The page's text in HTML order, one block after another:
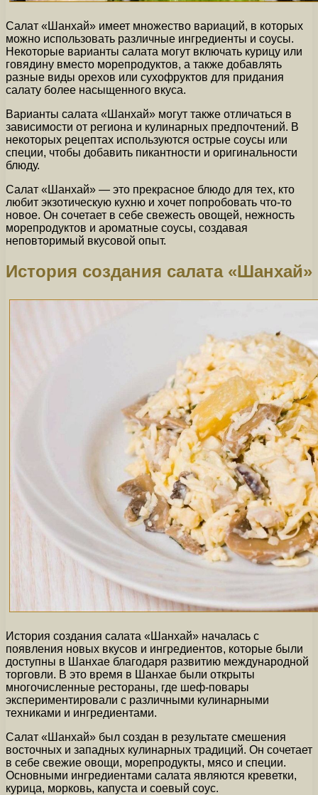
Салат «Шанхай» имеет множество вариаций, в которых
можно использовать различные ингредиенты и соусы.
Некоторые варианты салата могут включать курицу или
говядину вместо морепродуктов, а также добавлять
разные виды орехов или сухофруктов для придания
салату более насыщенного вкуса.
Варианты салата «Шанхай» могут также отличаться в
зависимости от региона и кулинарных предпочтений. В
некоторых рецептах используются острые соусы или
специи, чтобы добавить пикантности и оригинальности
блюду.
Салат «Шанхай» — это прекрасное блюдо для тех, кто
любит экзотическую кухню и хочет попробовать что-то
новое. Он сочетает в себе свежесть овощей, нежность
морепродуктов и ароматные соусы, создавая
неповторимый вкусовой опыт.
История создания салата «Шанхай»
История создания салата «Шанхай» началась с
появления новых вкусов и ингредиентов, которые были
доступны в Шанхае благодаря развитию международной
торговли. В это время в Шанхае были открыты
многочисленные рестораны, где шеф-повары
экспериментировали с различными кулинарными
техниками и ингредиентами.
Салат «Шанхай» был создан в результате смешения
восточных и западных кулинарных традиций. Он сочетает
в себе свежие овощи, морепродукты, мясо и специи.
Основными ингредиентами салата являются креветки,
курица, морковь, капуста и соевый соус.